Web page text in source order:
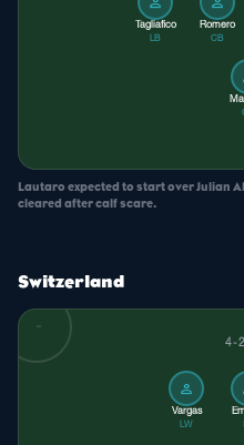
Tagliafico
LB
Romero
CB
Lautaro expected to start over Julian
cleared after calf scare.
Switzerland
4-
person
Vargas
LW